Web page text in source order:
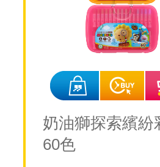
奶油獅探索繽紛
60色